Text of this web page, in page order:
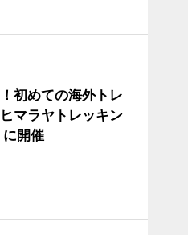
初めての海外トレ
マラヤトレッキン
開催